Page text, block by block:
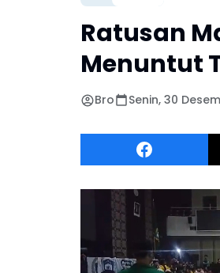
Ratusan
Menuntut
Bro Senin, 30